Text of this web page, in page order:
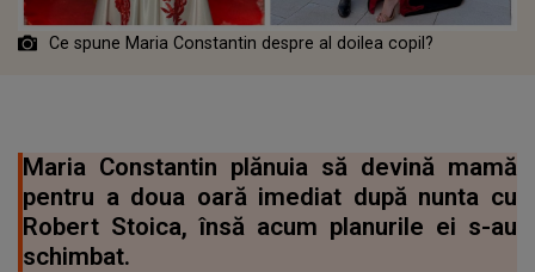
Ce spune Maria Constantin despre al doilea copil?
Maria Constantin plănuia să devină mamă
pentru a doua oară imediat după nunta cu
Robert Stoica, însă acum planurile ei s-au
schimbat.